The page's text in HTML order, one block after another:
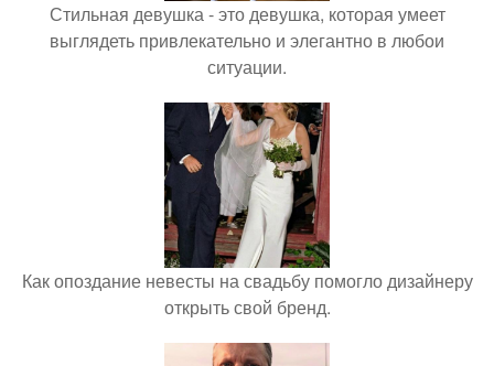
Стильная девушка - это девушка, которая умеет
выглядеть привлекательно и элегантно в любои
ситуации.
Как опоздание невесты на свадьбу помогло дизайнеру
открыть свой бренд.